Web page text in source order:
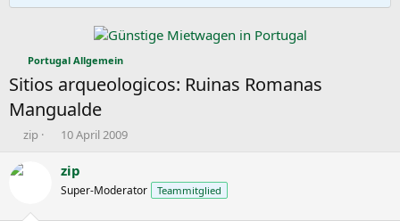
Portugal Allgemein
Sitios arqueologicos: Ruinas Romanas
Mangualde
E
s
zip
E
s
e
10 April 2009
zip
Super-Moderator Teammitglied